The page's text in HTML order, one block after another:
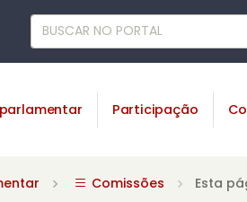
Participação
Comissões Esta